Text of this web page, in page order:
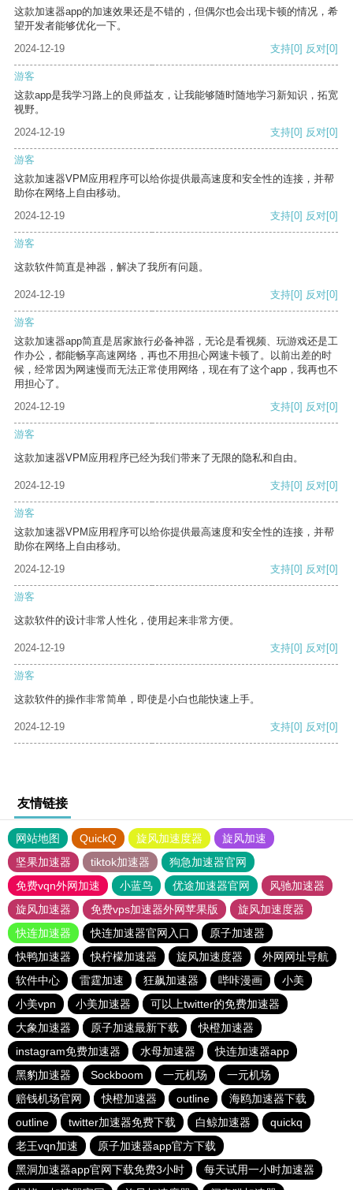
这款加速器app的加速效果还是不错的，但偶尔也会出现卡顿的情况，希
望开发者能够优化一下。
2024-12-19
支持[0] 反对[0]
游客
这款app是我学习路上的良师益友，让我能够随时随地学习新知识，拓宽
视野。
2024-12-19
支持[0] 反对[0]
游客
这款加速器VPM应用程序可以给你提供最高速度和安全性的连接，并帮
助你在网络上自由移动。
2024-12-19
支持[0] 反对[0]
游客
这款软件简直是神器，解决了我所有问题。
2024-12-19 支持[0] 反对[0]
游客
这款加速器app简直是居家旅行必备神器，无论是看视频、玩游戏还是工
作办公，都能畅享高速网络，再也不用担心网速卡顿了。以前出差的时
候，经常因为网速慢而无法正常使用网络，现在有了这个app，我再也不
用担心了。
2024-12-19
支持[0] 反对[0]
游客
这款加速器VPM应用程序已经为我们带来了无限的隐私和自由。
2024-12-19 支持[0] 反对[0]
游客
这款加速器VPM应用程序可以给你提供最高速度和安全性的连接，并帮
助你在网络上自由移动。
2024-12-19
支持[0] 反对[0]
游客
这款软件的设计非常人性化，使用起来非常方便。
2024-12-19 支持[0] 反对[0]
游客
这款软件的操作非常简单，即使是小白也能快速上手。
2024-12-19 支持[0] 反对[0]
友情链接
网站地图 QuickQ 旋风加速度器
旋风加速
坚果加速器
tiktok加速器
狗急加速器官网
免费vqn外网加速
小蓝鸟 优途加速器官网
风驰加速器
旋风加速器
免费vps加速器外网苹果版
旋风加速度器
快连加速器
快连加速器官网入口
原子加速器
快鸭加速器
快柠檬加速器 旋风加速度器
外网网址导航
软件中心
雷霆加速 狂飙加速器 哔咔漫画
小美
小美vpn
小美加速器
可以上twitter的免费加速器
大象加速器
原子加速最新下载
快橙加速器
instagram免费加速器
水母加速器
快连加速器app
黑豹加速器
Sockboom 一元机场
一元机场
赔钱机场官网
快橙加速器 outline
海鸥加速器下载
outline
twitter加速器免费下载 白鲸加速器
quickq
老王vqn加速
原子加速器app官方下载
黑洞加速器app官网下载免费3小时
每天试用一小时加速器